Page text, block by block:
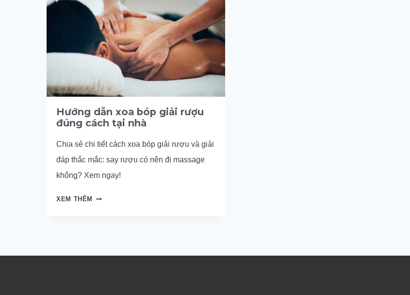
Hướng dẫn xoa bóp giải rượu
đúng cách tại nhà
Chia sẻ chi tiết cách xoa bóp giải rượu và giải
đáp thắc mắc: say rượu có nên đi massage
không? Xem ngay!
XEM THÊM
HƯỚNG
RƯỢU